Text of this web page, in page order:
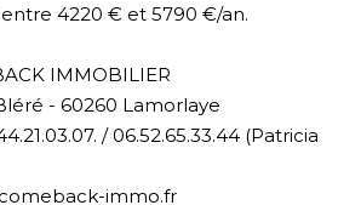
4220 € et 5790 €/an.
IMMOBILIER
- 60260 Lamorlaye
/ 06.52.65.33.44 (Patricia
immo.fr